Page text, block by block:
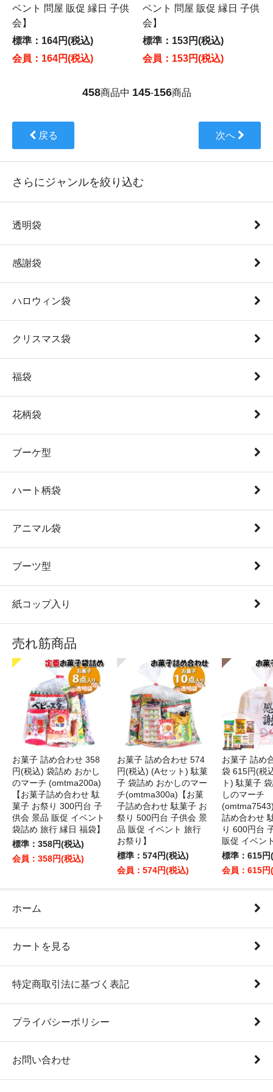
ベント 問屋 販促 縁日 子供
会】
標準：164円(税込)
会員：164円(税込)
ベント 問屋 販促 縁日 子供
会】
標準：153円(税込)
会員：153円(税込)
458商品中 145-156商品
戻る 次へ
さらにジャンルを絞り込む
透明袋
感謝袋
ハロウィン袋
クリスマス袋
福袋
花柄袋
ブーケ型
ハート柄袋
アニマル袋
ブーツ型
紙コップ入り
売れ筋商品
お菓子 詰め合わせ 358
円(税込) 袋詰め おかし
のマーチ (omtma200a)
【お菓子詰め合わせ 駄
菓子 お祭り 300円台 子
供会 景品 販促 イベント
袋詰め 旅行 縁日 福袋】
標準：358円(税込)
会員：358円(税込)
お菓子 詰め合わせ 574
円(税込) (Aセット) 駄菓
子 袋詰め おかしのマー
チ(omtma300a)【お菓
子詰め合わせ 駄菓子 お
祭り 500円台 子供会 景
品 販促 イベント 旅行
お祭り】
標準：574円(税込)
会員：574円(税込)
お菓子 詰め
袋 615円(税
ト) 駄菓子
しのマーチ
詰め合わせ
り 600円台
販促 イベン
標準：615円
会員：615円
ホーム
カートを見る
特定商取引法に基づく表記
プライバシーポリシー
お問い合わせ